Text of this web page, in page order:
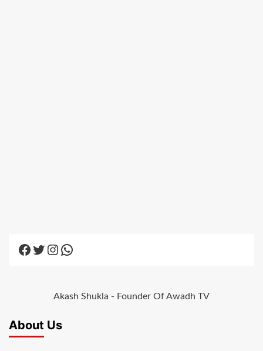
Facebook
Twitter
Instagram
WhatsApp
Akash Shukla - Founder Of Awadh TV
About Us